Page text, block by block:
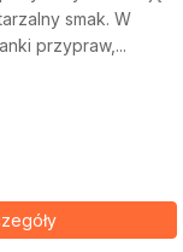
smak. W
przypraw,...